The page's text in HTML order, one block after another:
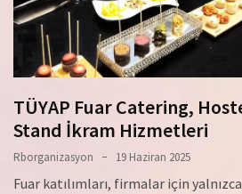
TÜYAP Fuar Catering,
Stand İkram Hizmetleri
Rborganizasyon 19 Haziran 2025
Fuar katılımları, firmalar için